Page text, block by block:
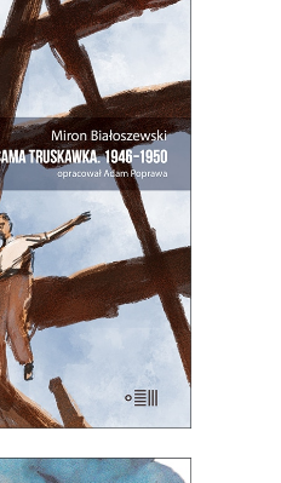
KOSZYKA
TA SAMA
Jakaś inna
śmieciach. Skąd
25.00zł